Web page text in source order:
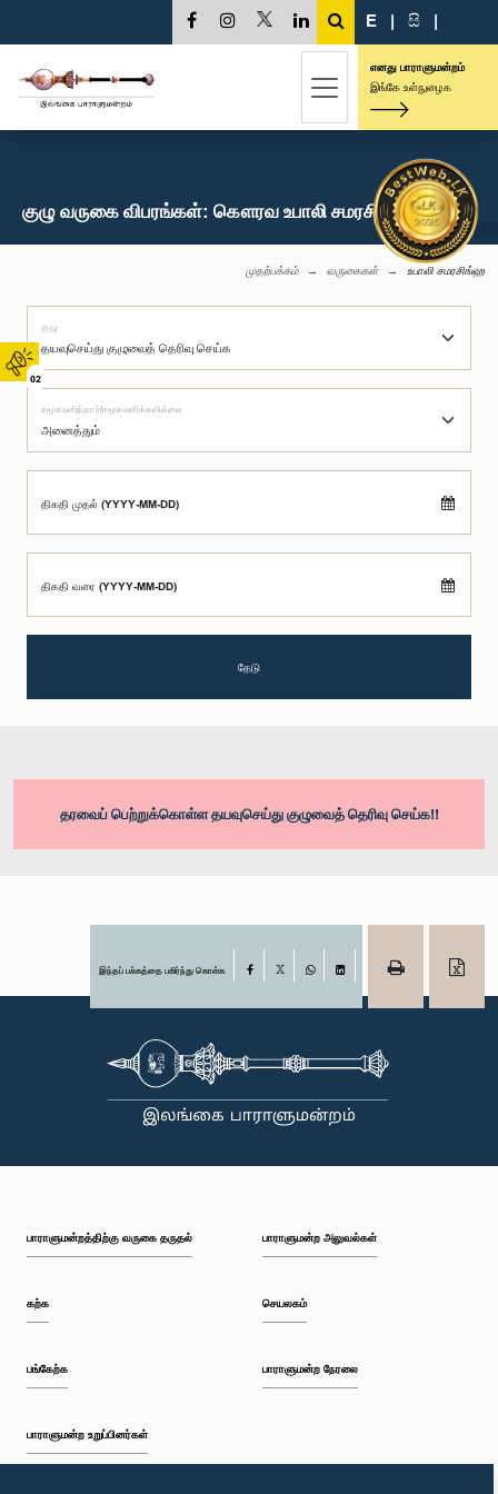
02
E | සි |
எனது பாராளுமன்றம்
இங்கே உள்நுழைக
குழு வருகை விபரங்கள்: கௌரவ உபாலி சமரசிங்ஹ, பா.உ.
முதற்பக்கம் வருகைகள் உபாலி சமரசிங்ஹ
குழு
சமூகமளித்தார்/சமூகமளிக்கவில்லை
திகதி முதல் (YYYY-MM-DD)
திகதி வரை (YYYY-MM-DD)
தேடு
தரவைப் பெற்றுக்கொள்ள தயவுசெய்து குழுவைத் தெரிவு செய்க!!
இந்தப் பக்கத்தை பகிர்ந்து கொள்க Facebook
பாராளுமன்றத்திற்கு வருகை தருதல்
கற்க
பங்கேற்க
பாராளுமன்ற உறுப்பினர்கள்
பாராளுமன்ற அலுவல்கள்
செயலகம்
பாராளுமன்ற நேரலை